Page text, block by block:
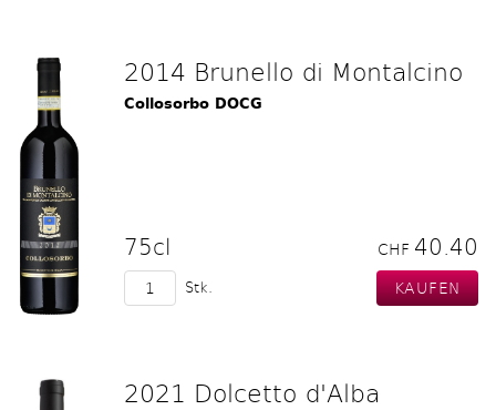
2014 Brunello di Montalcino
Collosorbo DOCG
75cl CHF 40.40
Stk.
2021 Dolcetto d'Alba